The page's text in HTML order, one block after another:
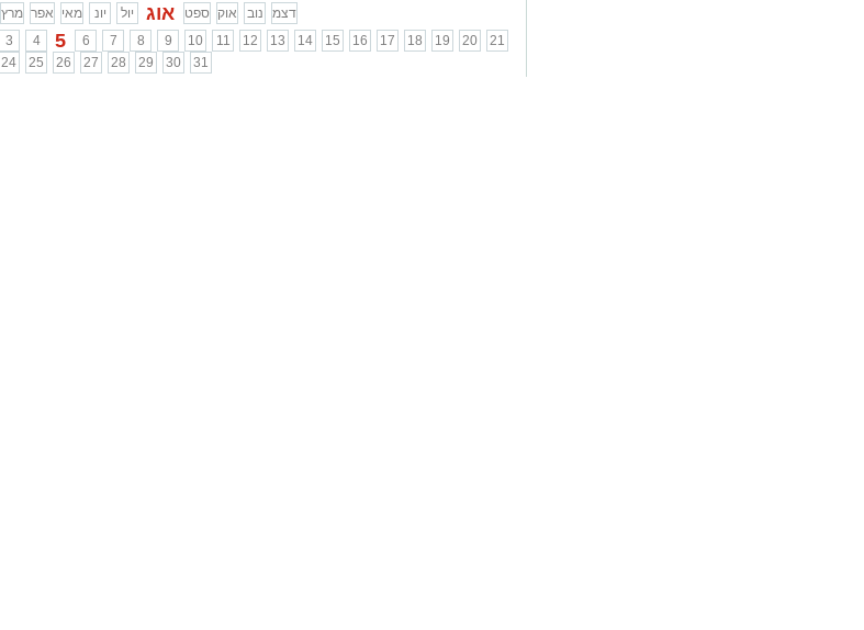
מרץ אפר מאי יונ יול אוג ספט אוק נוב
דצמ
3 4 5 6 7 8 9 10 11 12 13 14 15 16 17 18 19 20
21
24 25 26 27 28 29 30 31